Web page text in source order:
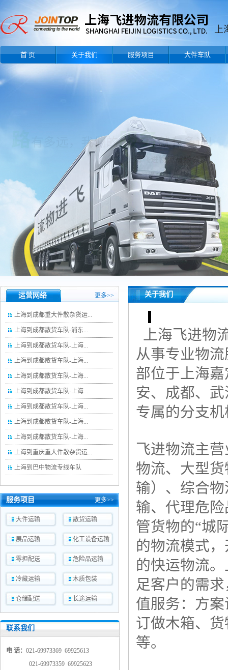
首 页 关于我们 服务项目 大件车队
运营网络 更多>>
上海到成都重大件散杂货运...
上海到成都散货车队-浦东...
上海到成都散货车队-上海...
上海到成都散货车队-上海...
上海到成都散货车队-上海...
上海到成都散货车队-上海...
上海到成都散货车队-上海...
上海到成都散货车队-上海...
上海到成都散货车队-上海...
上海到重庆重大件散杂货运...
上海到巴中物流专线车队
服务项目 更多>>
大件运输 散货运输
展品运输 化工设备运输
零担配送 危险品运输
冷藏运输 木质包装
仓储配送 长途运输
联系我们
电 话： 021-69973369 69925613
021-69973359 69925623
关于我们
上海飞进物
从事专业物
部位于上海
安、成都、
专属的分支
飞进物流主
物流、大型
输）、综合
输、代理危
管货物的“城
的物流模式
的快运物流
足客户的需
值服务：方
订做木箱、
等。